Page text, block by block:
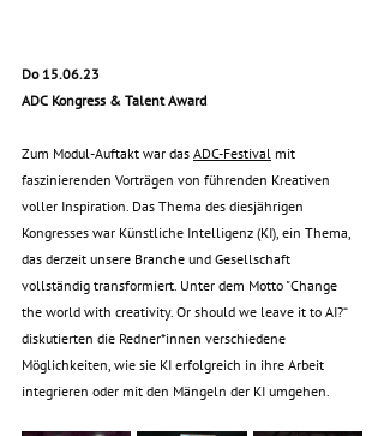
Do 15.06.23
ADC Kongress & Talent Award
Zum Modul-Auftakt war das ADC-Festival mit
faszinierenden Vorträgen von führenden Kreativen
voller Inspiration. Das Thema des diesjährigen
Kongresses war Künstliche Intelligenz (KI), ein Thema,
das derzeit unsere Branche und Gesellschaft
vollständig transformiert. Unter dem Motto "Change
the world with creativity. Or should we leave it to AI?“
diskutierten die Redner*innen verschiedene
Möglichkeiten, wie sie KI erfolgreich in ihre Arbeit
integrieren oder mit den Mängeln der KI umgehen.